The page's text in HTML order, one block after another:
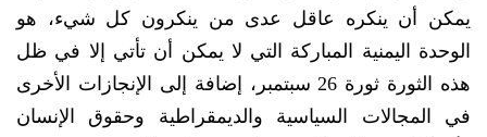
يمكن أن ينكره عاقل عدى من ينكرون كل شيء، هو
الوحدة اليمنية المباركة التي لا يمكن أن تأتي إلا في ظل
هذه الثورة ثورة 26 سبتمبر، إضافة إلى الإنجازات الأخرى
في المجالات السياسية والديمقراطية وحقوق الإنسان